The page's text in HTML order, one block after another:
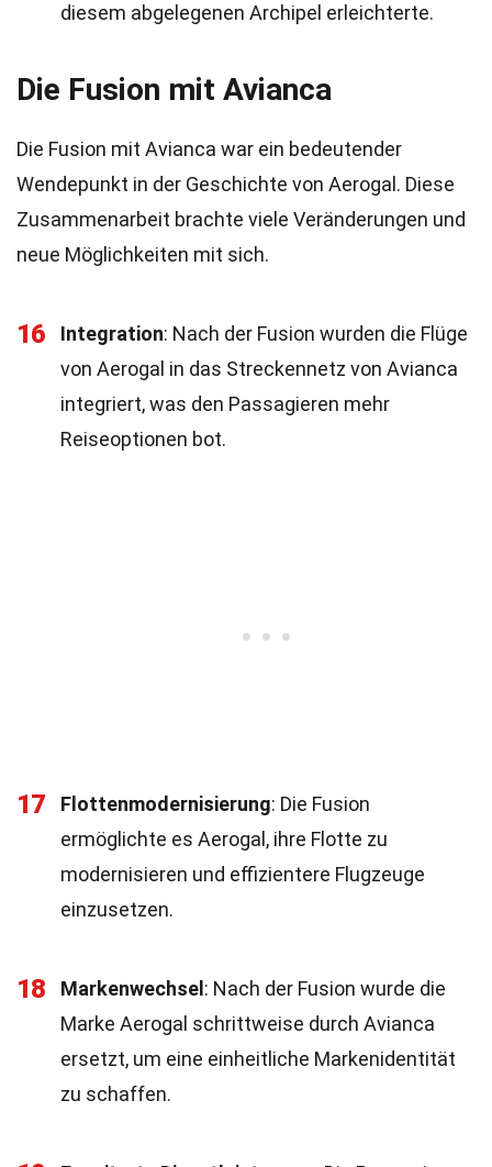
diesem abgelegenen Archipel erleichterte.
Die Fusion mit Avianca
Die Fusion mit Avianca war ein bedeutender
Wendepunkt in der Geschichte von Aerogal. Diese
Zusammenarbeit brachte viele Veränderungen und
neue Möglichkeiten mit sich.
16 Integration: Nach der Fusion wurden die Flüge
von Aerogal in das Streckennetz von Avianca
integriert, was den Passagieren mehr
Reiseoptionen bot.
17 Flottenmodernisierung: Die Fusion
ermöglichte es Aerogal, ihre Flotte zu
modernisieren und effizientere Flugzeuge
einzusetzen.
18 Markenwechsel : Nach der Fusion wurde die
Marke Aerogal schrittweise durch Avianca
ersetzt, um eine einheitliche Markenidentität
zu schaffen.